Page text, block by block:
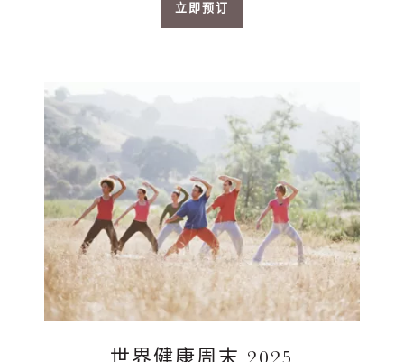
立即预订
世界健康周末 2025